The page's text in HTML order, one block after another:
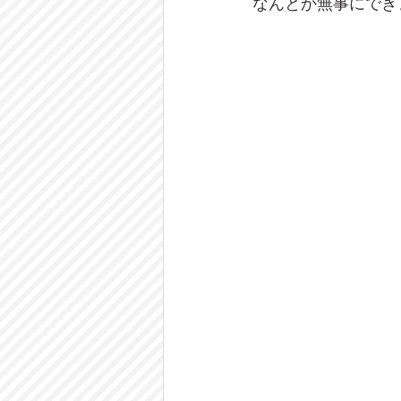
なんとか無事にで